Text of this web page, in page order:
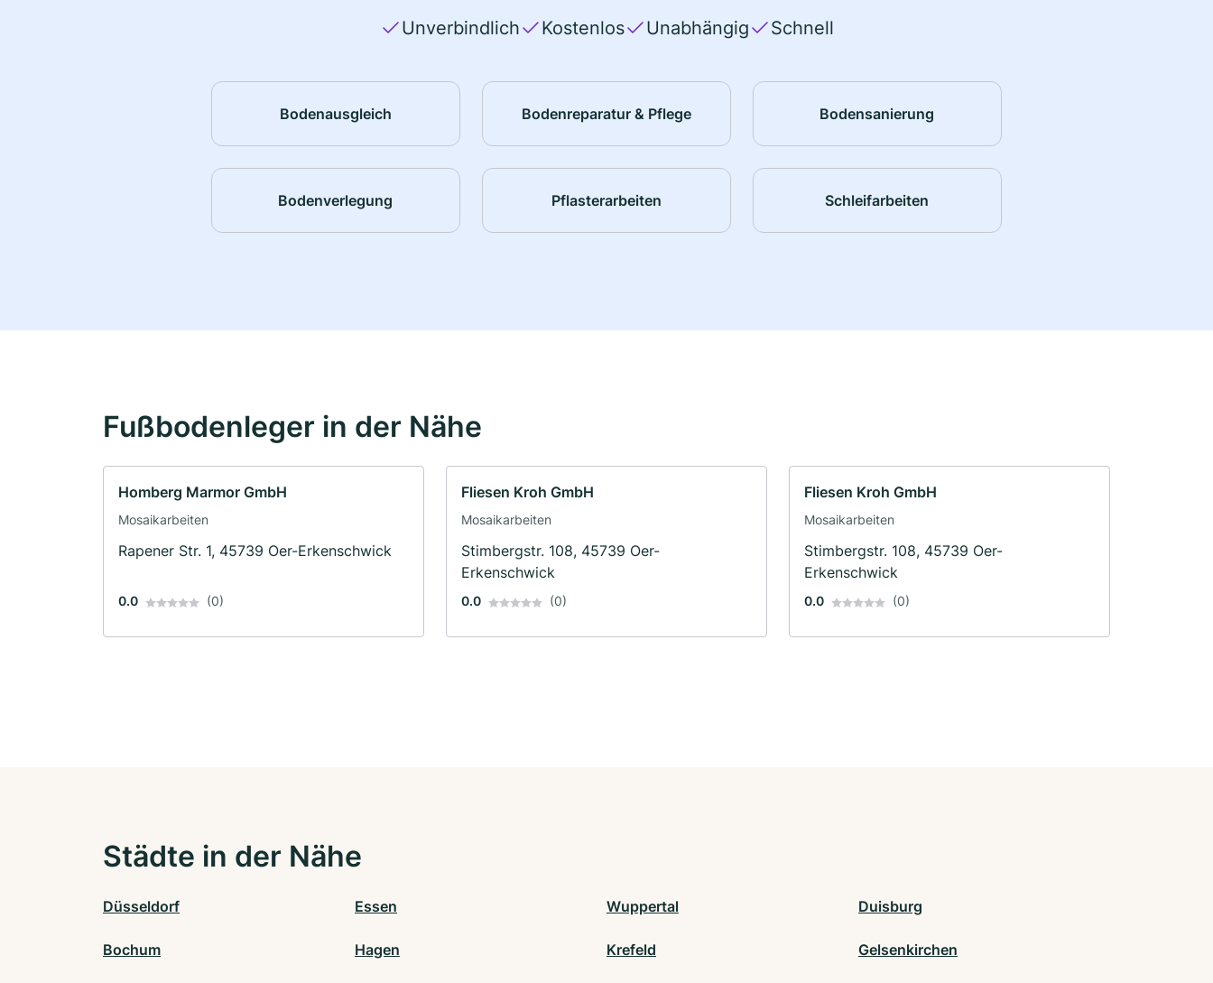
Unverbindlich Kostenlos Unabhängig Schnell
Bodenausgleich Bodenreparatur & Pflege Bodensanierung
Bodenverlegung Pflasterarbeiten Schleifarbeiten
Fußbodenleger in der Nähe
Homberg Marmor GmbH
Mosaikarbeiten
Rapener Str. 1, 45739 Oer-Erkenschwick
0.0 (0)
Fliesen Kroh GmbH
Mosaikarbeiten
Stimbergstr. 108, 45739 Oer-
Erkenschwick
0.0 (0)
Fliesen Kroh GmbH
Mosaikarbeiten
Stimbergstr. 108, 45739 Oer-
Erkenschwick
0.0 (0)
Städte in der Nähe
Düsseldorf Essen Wuppertal Duisburg
Bochum Hagen Krefeld Gelsenkirchen